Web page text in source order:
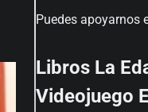
Puedes apoyarnos
Libros La
Videojuego